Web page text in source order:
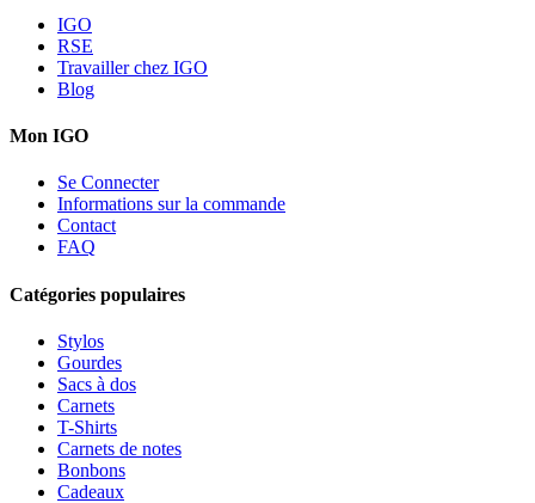
IGO
RSE
Travailler chez IGO
Blog
Mon IGO
Se Connecter
Informations sur la commande
Contact
FAQ
Catégories populaires
Stylos
Gourdes
Sacs à dos
Carnets
T-Shirts
Carnets de notes
Bonbons
Cadeaux